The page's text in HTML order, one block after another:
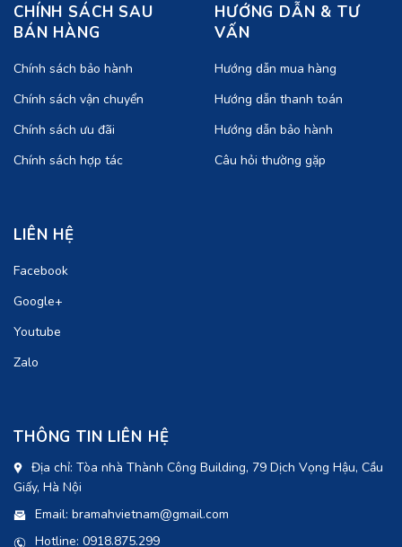
CHÍNH SÁCH SAU
BÁN HÀNG
Chính sách bảo hành
Chính sách vận chuyển
Chính sách ưu đãi
Chính sách hợp tác
HƯỚNG DẪN & TƯ
VẤN
Hướng dẫn mua hàng
Hướng dẫn thanh toán
Hướng dẫn bảo hành
Câu hỏi thường gặp
LIÊN HỆ
Facebook
Google+
Youtube
Zalo
THÔNG TIN LIÊN HỆ
Địa chỉ: Tòa nhà Thành Công Building, 79 Dịch Vọng Hậu, Cầu
Giấy, Hà Nội
Email: bramahvietnam@gmail.com
Hotline: 0918.875.299